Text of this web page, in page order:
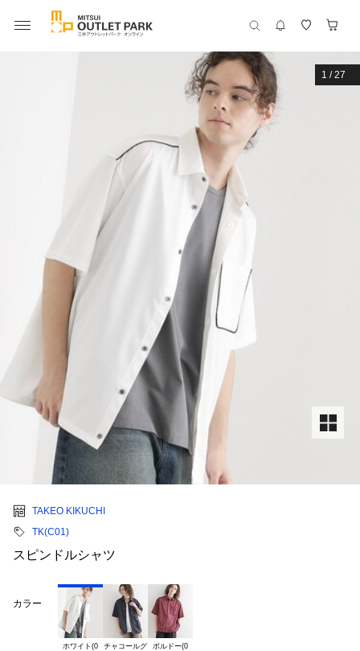
1 /27
TAKEO KIKUCHI
TK(C01)
スピンドルシャツ
カラー
ホワイト(0
チャコールグ
ボルドー(0